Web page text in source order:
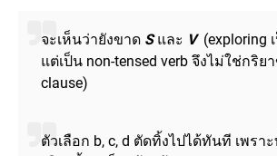
จะเห็นว่ายังขาด Sและ V(exploring
แต่เป็น non-tensed verb จึงไม่ใช่กริย
clause)
ตัวเลือก b, c, d ตัดทิ้งไปได้ทันที เพรา